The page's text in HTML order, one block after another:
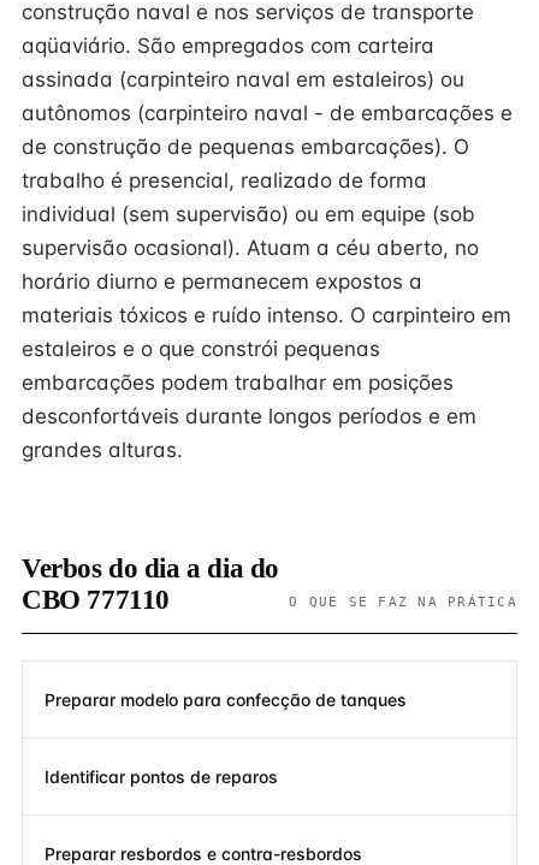
construção naval e nos serviços de transporte
aqüaviário. São empregados com carteira
assinada (carpinteiro naval em estaleiros) ou
autônomos (carpinteiro naval - de embarcações e
de construção de pequenas embarcações). O
trabalho é presencial, realizado de forma
individual (sem supervisão) ou em equipe (sob
supervisão ocasional). Atuam a céu aberto, no
horário diurno e permanecem expostos a
materiais tóxicos e ruído intenso. O carpinteiro em
estaleiros e o que constrói pequenas
embarcações podem trabalhar em posições
desconfortáveis durante longos períodos e em
grandes alturas.
Verbos do dia a dia do
CBO 777110
O QUE SE FAZ NA PRÁTICA
Preparar modelo para confecção de tanques
Identificar pontos de reparos
Preparar resbordos e contra-resbordos